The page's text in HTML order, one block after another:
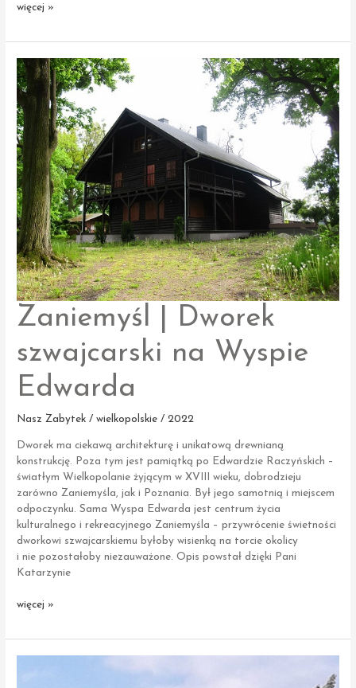
Zbąszyn
więcej »
Zaniemyśl | Dworek
szwajcarski na Wyspie
Edwarda
Nasz Zabytek / wielkopolskie / 2022
Dworek ma ciekawą architekturę i unikatową drewnianą
konstrukcję. Poza tym jest pamiątką po Edwardzie Raczyńskich –
światłym Wielkopolanie żyjącym w XVIII wieku, dobrodzieju
zarówno Zaniemyśla, jak i Poznania. Był jego samotnią i miejscem
odpoczynku. Sama Wyspa Edwarda jest centrum życia
kulturalnego i rekreacyjnego Zaniemyśla – przywrócenie świetności
dworkowi szwajcarskiemu byłoby wisienką na torcie okolicy
i nie pozostałoby niezauważone. Opis powstał dzięki Pani
Katarzynie
Zaniemyśl
więcej »